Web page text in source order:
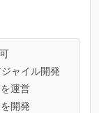
ャイル開発
運営
開発